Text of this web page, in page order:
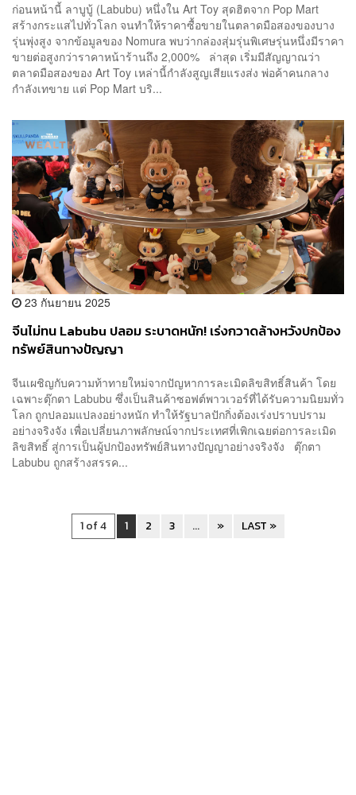
ก่อนหน้านี้ ลาบูบู้ (Labubu) หนึ่งใน Art Toy สุดฮิตจาก Pop Mart
สร้างกระแสไปทั่วโลก จนทำให้ราคาซื้อขายในตลาดมือสองของบาง
รุ่นพุ่งสูง จากข้อมูลของ Nomura พบว่ากล่องสุ่มรุ่นพิเศษรุ่นหนึ่งมีราคา
ขายต่อสูงกว่าราคาหน้าร้านถึง 2,000% ล่าสุด เริ่มมีสัญญาณว่า
ตลาดมือสองของ Art Toy เหล่านี้กำลังสูญเสียแรงส่ง พ่อค้าคนกลาง
กำลังเทขาย แต่ Pop Mart บริ...
23 กันยายน 2025
จีนไม่ทน Labubu ปลอม ระบาดหนัก! เร่งกวาดล้างหวังปกป้อง
ทรัพย์สินทางปัญญา
จีนเผชิญกับความท้าทายใหม่จากปัญหาการละเมิดลิขสิทธิ์สินค้า โดย
เฉพาะตุ๊กตา Labubu ซึ่งเป็นสินค้าซอฟต์พาวเวอร์ที่ได้รับความนิยมทั่ว
โลก ถูกปลอมแปลงอย่างหนัก ทำให้รัฐบาลปักกิ่งต้องเร่งปราบปราม
อย่างจริงจัง เพื่อเปลี่ยนภาพลักษณ์จากประเทศที่เพิกเฉยต่อการละเมิด
ลิขสิทธิ์ สู่การเป็นผู้ปกป้องทรัพย์สินทางปัญญาอย่างจริงจัง ตุ๊กตา
Labubu ถูกสร้างสรรค...
1 of 4 1 2 3 ... » LAST »